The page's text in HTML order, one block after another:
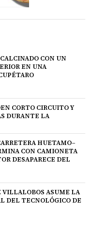
CON UN
EN UNA
CORTO CIRCUITO Y
DURANTE LA
HUETAMO–
CON CAMIONETA
DESAPARECE DEL
ASUME LA
DEL TECNOLÓGICO DE